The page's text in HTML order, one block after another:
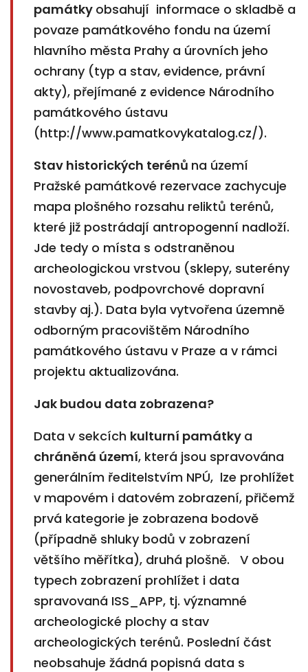
památky obsahují informace o skladbě a
povaze památkového fondu na území
hlavního města Prahy a úrovních jeho
ochrany (typ a stav, evidence, právní
akty), přejímané z evi­dence Národního
památkového ústavu
(http://www.pamatkovykatalog.cz/).
Stav historických terénů na území
Pražské památkové rezervace zachycuje
mapa plošného rozsahu reliktů terénů,
které již postrádají antropogenní nadloží.
Jde tedy o místa s odstraněnou
archeologickou vrstvou (sklepy, suterény
novostaveb, podpovrchové dopravní
stavby aj.). Data byla vytvořena územně
odborným pracovištěm Národního
památkového ústavu v Praze a v rámci
projektu aktualizována.
Jak budou data zobrazena?
Data v sekcích kulturní památky a
chráněná území, která jsou spravována
generálním ředitelstvím NPÚ, lze prohlížet
v mapovém i datovém zobrazení, přičemž
prvá kategorie je zobrazena bodově
(případně shluky bodů v zobrazení
většího měřítka), druhá plošně. V obou
typech zobrazení prohlížet i data
spravovaná ISS_APP, tj. významné
archeologické plochy a stav
archeologických terénů. Poslední část
neobsahuje žádná popisná data s